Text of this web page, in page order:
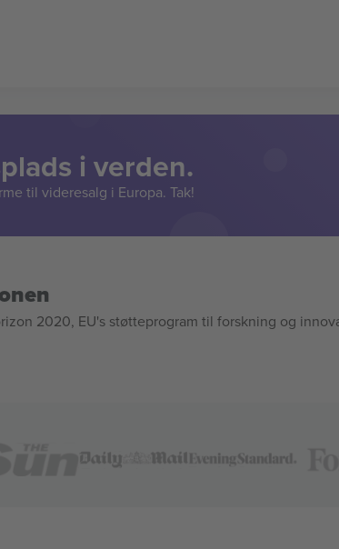
i verden.
til videresalg i Europa. Tak!
2020, EU's støtteprogram til forskning og